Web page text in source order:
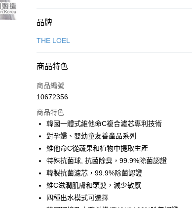
付款方式
信用卡一次付款
合作金庫商業銀行
華南商業銀行
上海商業儲蓄銀行
國泰世華商業銀行
兆豐國際商業銀行
臺灣中小企業銀行
聯邦商業銀行
遠東國際商業銀行
元大商業銀行
永豐商業銀行
玉山商業銀行
台新國際商業銀行
台灣樂天信用卡公司
LINE Pay
Apple Pay
街口支付
悠遊付
Google Pay
全盈+PAY
大哥付你分期
品牌
THE LOEL
商品特色
商品編號
10672356
商品特色
韓國一體式維他命C複合濾芯專利技術
對孕婦、嬰幼童友善產品系列
維他命C從蔬果和植物中提取生產
特殊抗菌球, 抗菌除臭，99.9%除菌認證
韓製抗菌濾芯，99.9%除菌認證
維C滋潤肌膚和頭髮，減少敏感
四種出水模式可選擇